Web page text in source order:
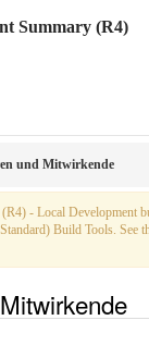
Summary (R4)
und Mitwirkende
- Local Development
Build Tools. See